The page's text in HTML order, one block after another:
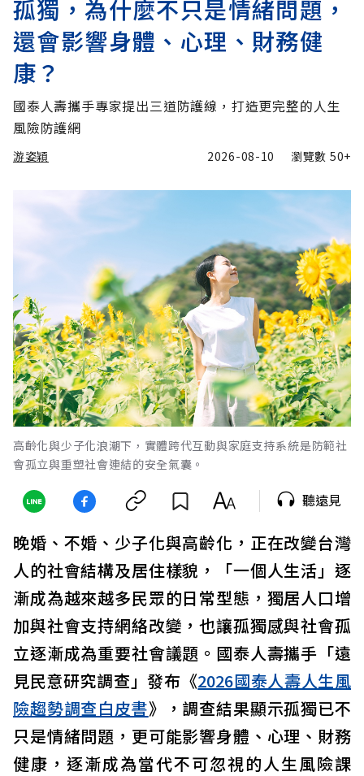
孤獨，為什麼不只是情緒問題，
還會影響身體、心理、財務健
康？
國泰人壽攜手專家提出三道防護線，打造更完整的人生
風險防護網
游姿穎 2026-08-10 瀏覽數 50+
高齡化與少子化浪潮下，實體跨代互動與家庭支持系統是防範社
會孤立與重塑社會連結的安全氣囊。
聽遠見
晚婚、不婚、少子化與高齡化，正在改變台灣
人的社會結構及居住樣貌，「一個人生活」逐
漸成為越來越多民眾的日常型態，獨居人口增
加與社會支持網絡改變，也讓孤獨感與社會孤
立逐漸成為重要社會議題。國泰人壽攜手「遠
見民意研究調查」發布《2026國泰人壽人生風
險趨勢調查白皮書》，調查結果顯示孤獨已不
只是情緒問題，更可能影響身體、心理、財務
健康，逐漸成為當代不可忽視的人生風險課